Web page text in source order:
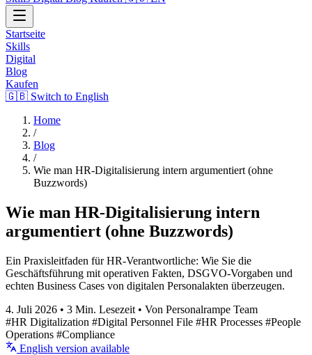
Startseite
Skills
Digital
Blog
Kaufen
🇬🇧 Switch to English
Home
/
Blog
/
Wie man HR-Digitalisierung intern argumentiert (ohne
Buzzwords)
Wie man HR-Digitalisierung intern
argumentiert (ohne Buzzwords)
Ein Praxisleitfaden für HR-Verantwortliche: Wie Sie die
Geschäftsführung mit operativen Fakten, DSGVO-Vorgaben und
echten Business Cases von digitalen Personalakten überzeugen.
4. Juli 2026 • 3 Min. Lesezeit • Von Personalrampe Team
#HR Digitalization #Digital Personnel File #HR Processes #People
Operations #Compliance
English version available